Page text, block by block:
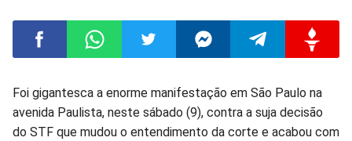
Compartilhar
no
Compartilhar
no
Compartilhar
no
Compartilhar
no
Compartilhar
no
no
Foi gigantesca a enorme manifestação em São Paulo na
avenida Paulista, neste sábado (9), contra a suja decisão
do STF que mudou o entendimento da corte e acabou com